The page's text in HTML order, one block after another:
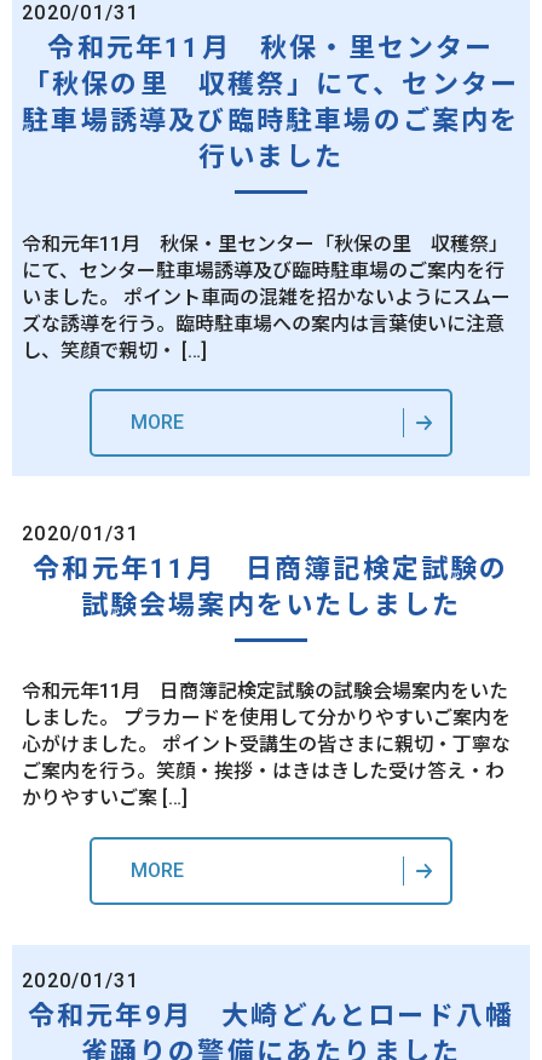
2020/01/31
令和元年11月 秋保・里センター
「秋保の里 収穫祭」にて、センター
駐車場誘導及び臨時駐車場のご案内を
行いました
令和元年11月 秋保・里センター「秋保の里 収穫祭」
にて、センター駐車場誘導及び臨時駐車場のご案内を行
いました。 ポイント車両の混雑を招かないようにスムー
ズな誘導を行う。臨時駐車場への案内は言葉使いに注意
し、笑顔で親切・ […]
MORE
2020/01/31
令和元年11月 日商簿記検定試験の
試験会場案内をいたしました
令和元年11月 日商簿記検定試験の試験会場案内をいた
しました。 プラカードを使用して分かりやすいご案内を
心がけました。 ポイント受講生の皆さまに親切・丁寧な
ご案内を行う。笑顔・挨拶・はきはきした受け答え・わ
かりやすいご案 […]
MORE
2020/01/31
令和元年9月 大崎どんとロード八幡
雀踊りの警備にあたりました